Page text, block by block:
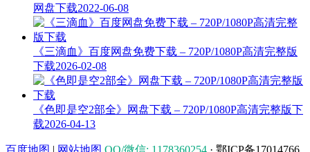
网盘下载2022-06-08
《三滴血》百度网盘免费下载 – 720P/1080P高清完整版
下载2026-02-08
《色即是空2部全》网盘下载 – 720P/1080P高清完整版下
载2026-04-13
百度地图 | 网站地图 QQ/微信: 1178360254 · 鄂ICP备17014766